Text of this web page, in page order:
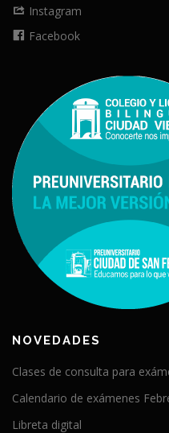
Instagram
Facebook
NOVEDADES
Clases de consulta para
Calendario de exámenes
Libreta digital